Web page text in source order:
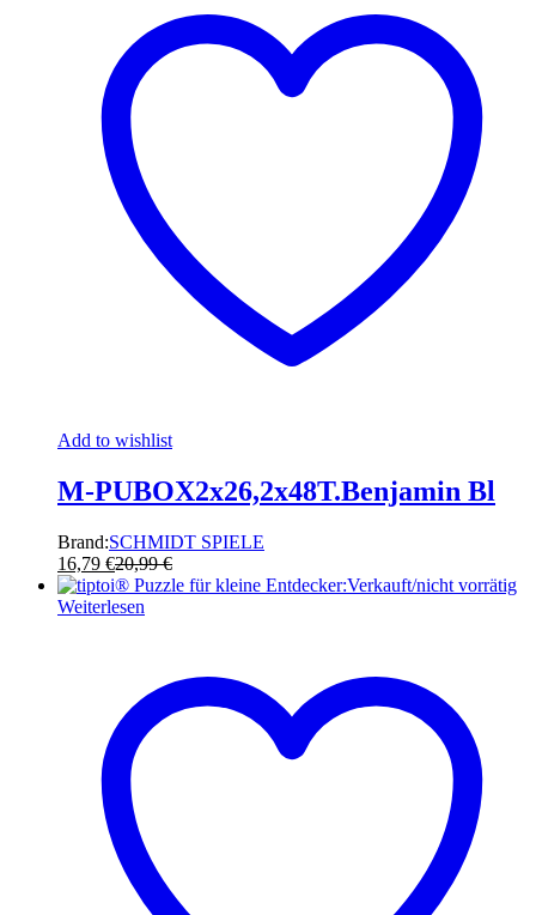
Add to wishlist
M-PUBOX2x26,2x48T.Benjamin Bl
Brand:SCHMIDT SPIELE
16,79 €20,99€
Verkauft/nicht vorrätig
Weiterlesen